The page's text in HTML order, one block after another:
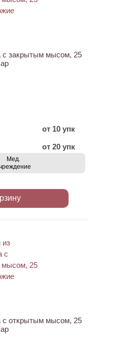
с закрытым мысом, 25
от 10 упк
от 20 упк
Мед.
с открытым мысом, 25